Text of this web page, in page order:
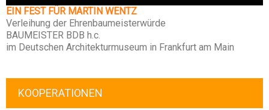
EIN FEST FÜR MARTIN WENTZ
Verleihung der Ehrenbaumeisterwürde
BAUMEISTER BDB h.c.
im Deutschen Architekturmuseum in Frankfurt am Main
KOOPERATIONEN